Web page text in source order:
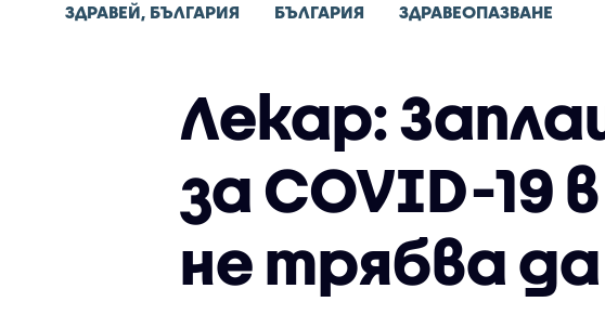
ЗДРАВЕЙ, БЪЛГАРИЯ БЪЛГАРИЯ ЗДРАВЕОПАЗВАНЕ
Лекар:
за COVID-
не трябва